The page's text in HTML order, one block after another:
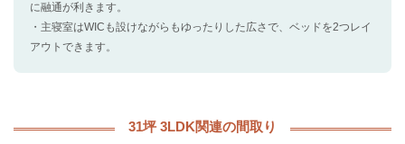
に融通が利きます。
・主寝室はWICも設けながらもゆったりした広さで、ベッドを2つレイ
アウトできます。
31坪 3LDK関連の間取り